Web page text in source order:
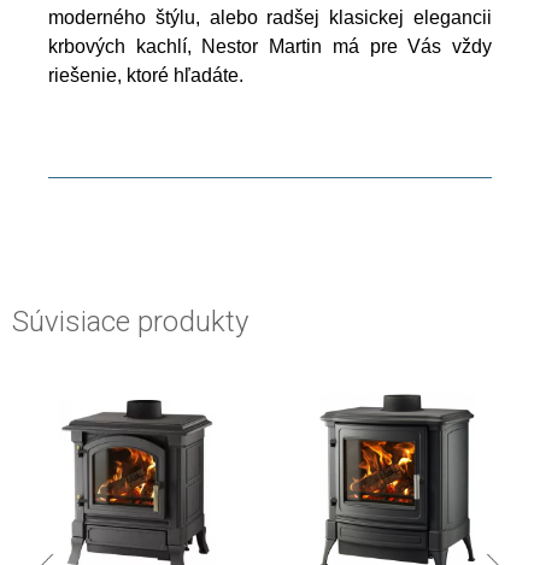
moderného štýlu, alebo radšej klasickej elegancii
krbových kachlí, Nestor Martin má pre Vás vždy
riešenie, ktoré hľadáte.
Súvisiace produkty